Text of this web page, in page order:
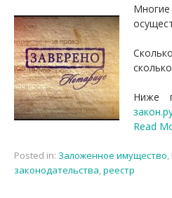
Ниже
Read
Posted in: Заложенное имущество,
законодательства,реестр